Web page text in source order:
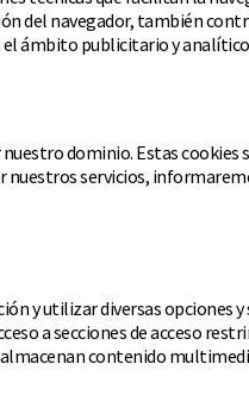
del navegador, también
el ámbito publicitario y
dominio. Estas cookies
servicios,
y utilizar diversas opciones
a secciones de acceso
contenido